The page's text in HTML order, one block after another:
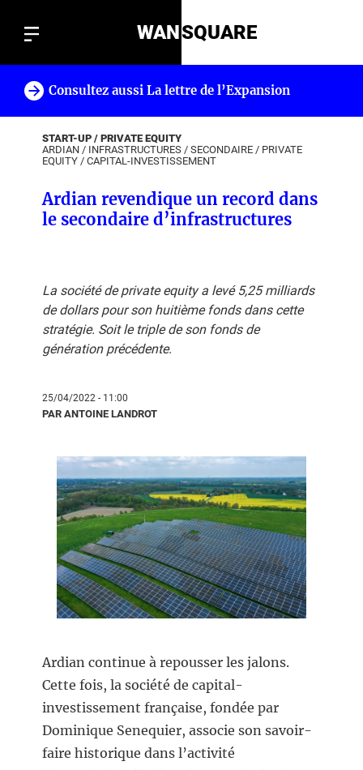
WANSQUARE
Consultez aussi La lettre de l’Expansion
START-UP / PRIVATE EQUITY
ARDIAN / INFRASTRUCTURES / SECONDAIRE / PRIVATE
EQUITY / CAPITAL-INVESTISSEMENT
Ardian revendique un record dans
le secondaire d’infrastructures
La société de private equity a levé 5,25 milliards
de dollars pour son huitième fonds dans cette
stratégie. Soit le triple de son fonds de
génération précédente.
25/04/2022 - 11:00
PAR ANTOINE LANDROT
Ardian continue à repousser les jalons.
Cette fois, la société de capital-
investissement française, fondée par
Dominique Senequier, associe son savoir-
faire historique dans l’activité